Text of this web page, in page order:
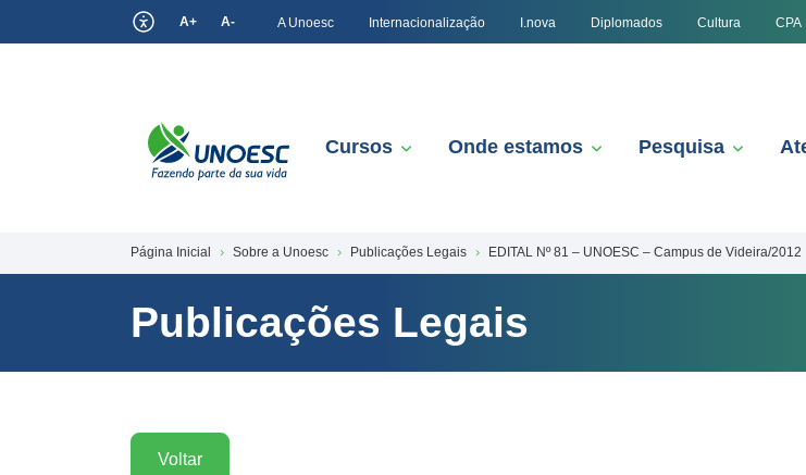
A+ A- A Unoesc Internacionalização I.nova Diplomados Cultura CPA
Cursos Onde estamos Pesquisa
Página Inicial Sobre a Unoesc Publicações Legais EDITAL Nº 81 – UNOESC – Campus de Videira/2012
Publicações Legais
Voltar